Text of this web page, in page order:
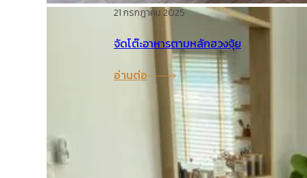
21 กรกฎาคม 2025
จัดโต๊ะอาหารตามหลักฮวงจุ้ย
อ่านต่อ